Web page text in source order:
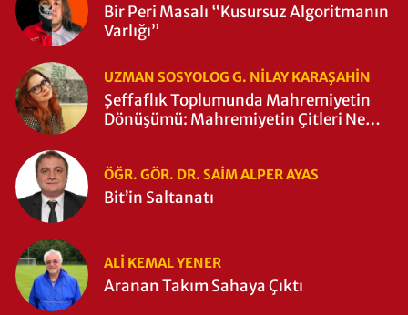
Bir Peri Masalı “Kusursuz Algoritmanın
Varlığı”
UZMAN SOSYOLOG G. NILAY KARAŞAHİN
Şeffaflık Toplumunda Mahremiyetin
Dönüşümü: Mahremiyetin Çitleri Ne
ÖĞR. GÖR. DR. SAIM ALPER AYAS
Bit’in Saltanatı
ALI KEMAL YENER
Aranan Takım Sahaya Çıktı